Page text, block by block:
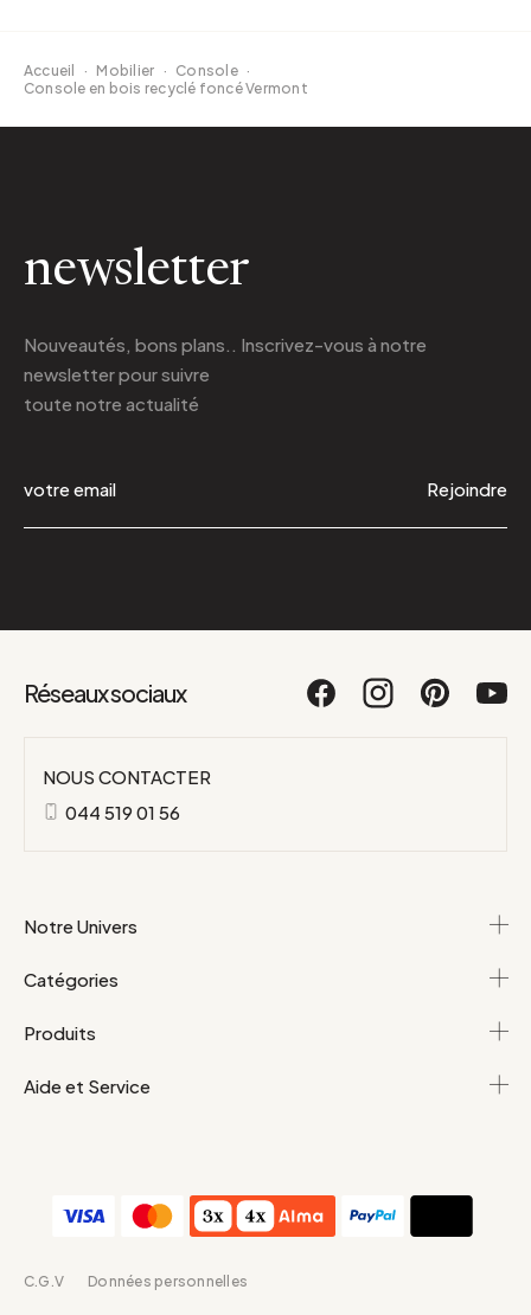
Accueil · Mobilier · Console ·
Console en bois recyclé foncé Vermont
newsletter
Nouveautés, bons plans.. Inscrivez-vous à notre
newsletterpour suivre
toute notre actualité
Rejoindre
Réseaux sociaux
NOUS CONTACTER
044 519 01 56
Notre Univers
Catégories
Produits
Aide et Service
C.G.V Données personnelles